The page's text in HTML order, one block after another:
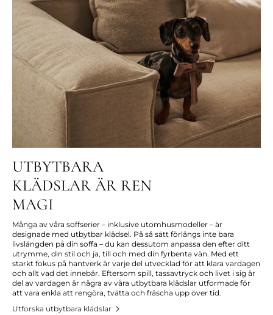
UTBYTBARA
KLÄDSLAR ÄR REN
MAGI
Många av våra soffserier – inklusive utomhusmodeller – är
designade med utbytbar klädsel. På så sätt förlängs inte bara
livslängden på din soffa – du kan dessutom anpassa den efter ditt
utrymme, din stil och ja, till och med din fyrbenta vän. Med ett
starkt fokus på hantverk är varje del utvecklad för att klara vardagen
och allt vad det innebär. Eftersom spill, tassavtryck och livet i sig är
del av vardagen är några av våra utbytbara klädslar utformade för
att vara enkla att rengöra, tvätta och fräscha upp över tid.
Utforska utbytbara klädslar